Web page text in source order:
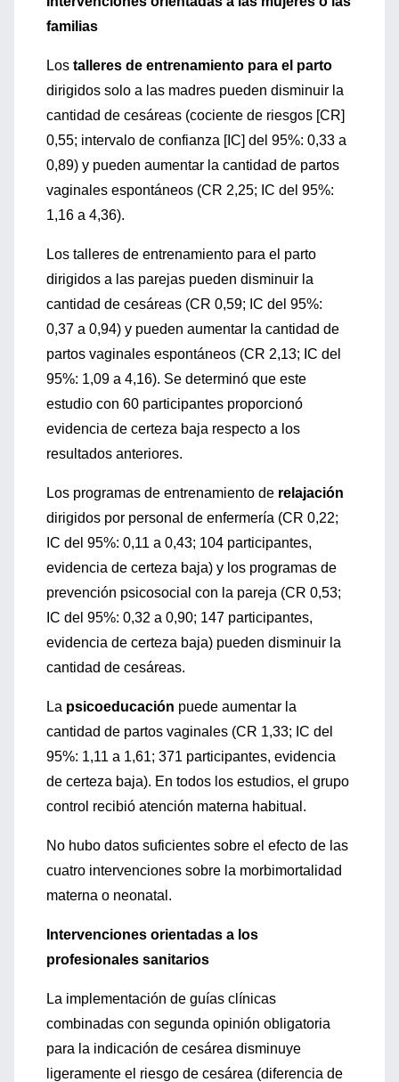
familias
Los talleres de entrenamiento para el parto
dirigidos solo a las madres pueden disminuir la
cantidad de cesáreas (cociente de riesgos [CR]
0,55; intervalo de confianza [IC] del 95%: 0,33 a
0,89) y pueden aumentar la cantidad de partos
vaginales espontáneos (CR 2,25; IC del 95%:
1,16 a 4,36).
Los talleres de entrenamiento para el parto
dirigidos a las parejas pueden disminuir la
cantidad de cesáreas (CR 0,59; IC del 95%:
0,37 a 0,94) y pueden aumentar la cantidad de
partos vaginales espontáneos (CR 2,13; IC del
95%: 1,09 a 4,16). Se determinó que este
estudio con 60 participantes proporcionó
evidencia de certeza baja respecto a los
resultados anteriores.
Los programas de entrenamiento de relajación
dirigidos por personal de enfermería (CR 0,22;
IC del 95%: 0,11 a 0,43; 104 participantes,
evidencia de certeza baja) y los programas de
prevención psicosocial con la pareja (CR 0,53;
IC del 95%: 0,32 a 0,90; 147 participantes,
evidencia de certeza baja) pueden disminuir la
cantidad de cesáreas.
La psicoeducación puede aumentar la
cantidad de partos vaginales (CR 1,33; IC del
95%: 1,11 a 1,61; 371 participantes, evidencia
de certeza baja). En todos los estudios, el grupo
control recibió atención materna habitual.
No hubo datos suficientes sobre el efecto de las
cuatro intervenciones sobre la morbimortalidad
materna o neonatal.
Intervenciones orientadas a los
profesionales sanitarios
La implementación de guías clínicas
combinadas con segunda opinión obligatoria
para la indicación de cesárea disminuye
ligeramente el riesgo de cesárea (diferencia de